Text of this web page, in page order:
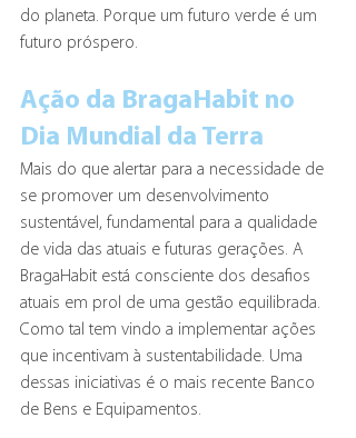
do planeta. Porque um futuro verde é um
futuro próspero.
Ação da BragaHabit no
Dia Mundial da Terra
Mais do que alertar para a necessidade de
se promover um desenvolvimento
sustentável, fundamental para a qualidade
de vida das atuais e futuras gerações. ​A
BragaHabit está consciente dos desafios
atuais em prol de uma gestão equilibrada.
Como tal tem vindo a implementar ações
que incentivam à sustentabilidade. Uma
dessas iniciativas é o mais recente Banco
de Bens e Equipamentos.